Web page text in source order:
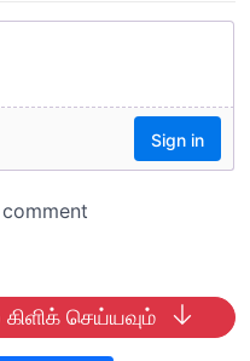
செய்யவும்